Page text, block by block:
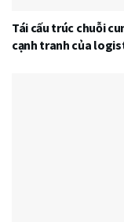
Tái cấu trúc chuỗi
cạnh tranh của